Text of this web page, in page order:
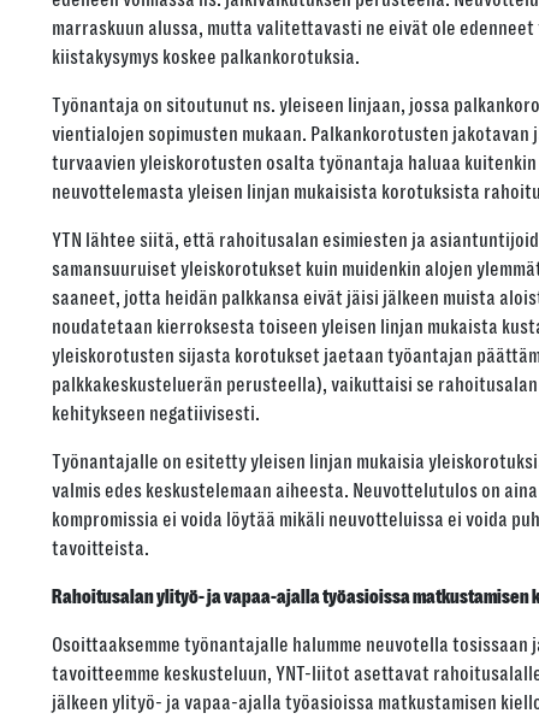
marraskuun alussa, mutta valitettavasti ne eivät ole
kiistakysymys koskee palkankorotuksia.
Työnantaja on sitoutunut ns. yleiseen linjaan, jossa
vientialojen sopimusten mukaan. Palkankorotusten jakotavan
turvaavien yleiskorotusten osalta työnantaja haluaa
neuvottelemasta yleisen linjan mukaisista korotuksista
YTN lähtee siitä, että rahoitusalan esimiesten ja
samansuuruiset yleiskorotukset kuin muidenkin alojen
saaneet, jotta heidän palkkansa eivät jäisi jälkeen muista
noudatetaan kierroksesta toiseen yleisen linjan mukaista
yleiskorotusten sijasta korotukset jaetaan työantajan
palkkakeskusteluerän perusteella), vaikuttaisi se
kehitykseen negatiivisesti.
Työnantajalle on esitetty yleisen linjan mukaisia
valmis edes keskustelemaan aiheesta. Neuvottelutulos on
kompromissia ei voida löytää mikäli neuvotteluissa ei voida
tavoitteista.
Rahoitusalan y lityö- ja vapaa-ajalla työasioissa matkustamisen
Osoittaaksemme työnantajalle halumme neuvotella tosissaan
tavoitteemme keskusteluun, YNT-liitot asettavat
jälkeen ylityö- ja vapaa-ajalla työasioissa matkustamisen